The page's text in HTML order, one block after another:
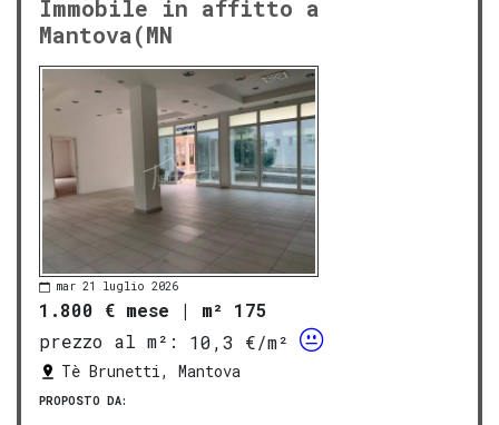
Immobile in affitto a
Mantova(MN
mar 21 luglio 2026
1.800 € mese | m² 175
prezzo al m²:
10,3 €/m²
Tè Brunetti, Mantova
PROPOSTO DA: